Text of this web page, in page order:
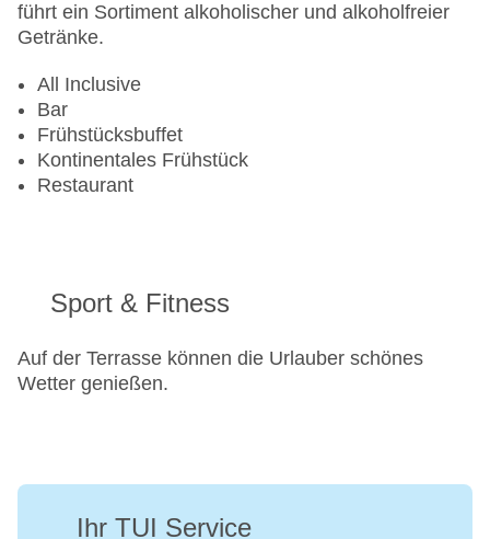
führt ein Sortiment alkoholischer und alkoholfreier
Getränke.
All Inclusive
Bar
Frühstücksbuffet
Kontinentales Frühstück
Restaurant
Sport & Fitness
Auf der Terrasse können die Urlauber schönes
Wetter genießen.
Ihr TUI Service